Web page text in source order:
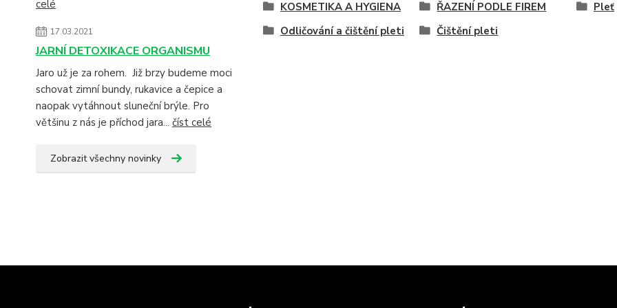
celé
17.03.2021
JARNÍ DETOXIKACE ORGANISMU
Jaro už je za rohem. Již brzy budeme moci
schovat zimní bundy, rukavice a čepice a
naopak vytáhnout sluneční brýle. Pro
většinu z nás je příchod jara... číst celé
Zobrazit všechny novinky
KOSMETIKA A HYGIENA ŘAZENÍ PODLE FIREM
Pleť
Odličování a čištění pleti
Čištění pleti